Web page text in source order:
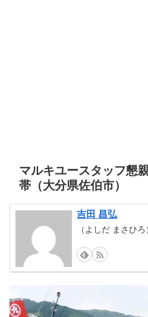
マルキユースタッフ懇
帯（大分県佐伯市）
吉田 昌弘
（よしだ まさひ